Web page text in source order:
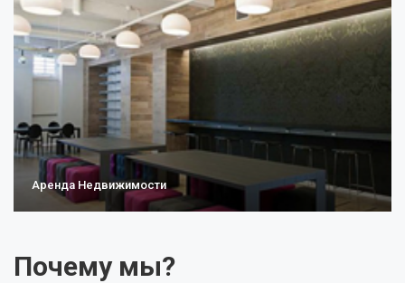
Аренда Недвижимости
Почему мы?